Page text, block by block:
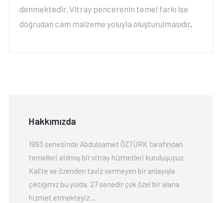
denmektedir. Vitray pencerenin temel farkı ise
doğrudan cam malzeme yoluyla oluşturulmasıdır.
Hakkımızda
1993 senesinde Abdulsamet ÖZTÜRK tarafından
temelleri atılmış bir vitray hizmetleri kuruluşuyuz.
Kalite ve özenden taviz vermeyen bir anlayışla
çıktığımız bu yolda, 27 senedir çok özel bir alana
hizmet etmekteyiz…